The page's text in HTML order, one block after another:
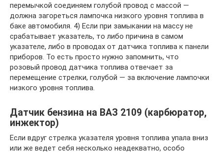
перемычкой соединяем голубой провод с массой —
должна загореться лампочка низкого уровня топлива в
баке автомобиля. 4) Если при замыкании на массу не
срабатывает указатель, то либо причина в самом
указателе, либо в проводах от датчика топлива к панели
приборов. То есть просто нужно запомнить, что
розовый провод датчика топлива отвечает за
перемещение стрелки, голубой — за включение лампочки
низкого уровня топлива.
Датчик бензина на ВАЗ 2109 (карбюратор,
инжектор)
Если вдруг стрелка указателя уровня топлива упала вниз
или же ведет себя несколько неадекватно, особо